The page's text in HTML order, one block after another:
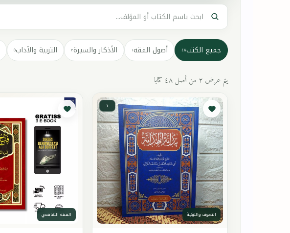
جميع الكتب٤٨ أصول الفقه١ الأذكار والسيرة٣ التربية والآداب٥
يتم عرض ٢ من أصل ٤٨ كتابا
١
التصوف والتزكية الفقه الشافعي